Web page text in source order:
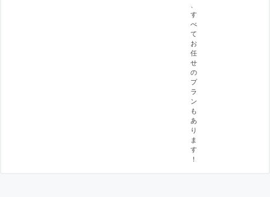
す
べ
て
お
任
せ
の
プ
ラ
ン
も
あ
り
ま
す
！